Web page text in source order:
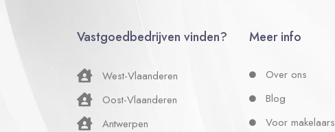
Vastgoedbedrijven vinden?
West-Vlaanderen
Oost-Vlaanderen
Antwerpen
Meer info
Over ons
Blog
Voor makelaars